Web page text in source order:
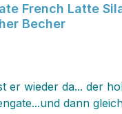
French Latte
Becher
er wieder da... der
dann